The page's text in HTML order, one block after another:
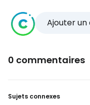
Ajouter un
0 commentaires
Sujets connexes